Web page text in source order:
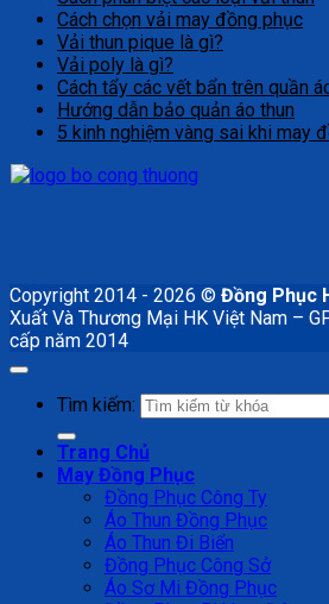
Cách chọn vải may đồng phục
Vải thun pique là gì?
Vải poly là gì?
Cách tẩy các vết bẩn trên quần
Hướng dẫn bảo quản áo thun
5 kinh nghiệm vàng sai khi may
Copyright 2014 - 2026 © Đồng Phục
Xuất Và Thương Mại HK Việt Nam –
cấp năm 2014
Tìm kiếm:
Trang Chủ
May Đồng Phục
Đồng Phục Công Ty
Áo Thun Đồng Phục
Áo Thun Đi Biển
Đồng Phục Công Sở
Áo Sơ Mi Đồng Phục